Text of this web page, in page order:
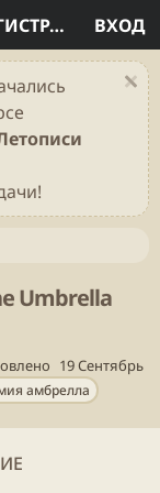
ВХОД
РЕГИСТРАЦИЯ
Umbrella
19 Сентябрь
амбрелла